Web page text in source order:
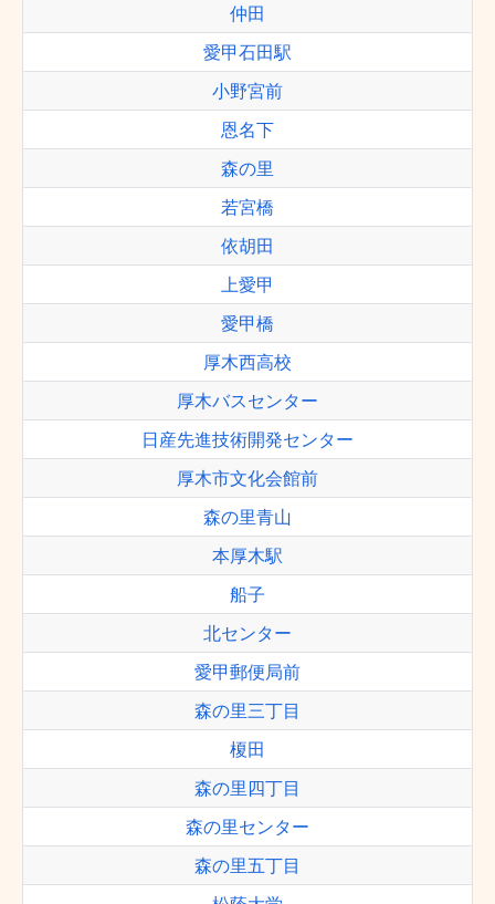
仲田
愛甲石田駅
小野宮前
恩名下
森の里
若宮橋
依胡田
上愛甲
愛甲橋
厚木西高校
厚木バスセンター
日産先進技術開発センター
厚木市文化会館前
森の里青山
本厚木駅
船子
北センター
愛甲郵便局前
森の里三丁目
榎田
森の里四丁目
森の里センター
森の里五丁目